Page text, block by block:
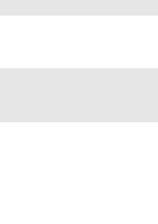
az örökletes
mindössze
hogy a
rák